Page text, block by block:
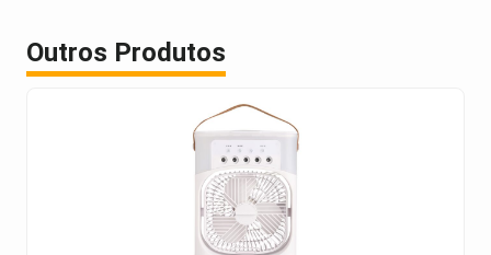
Outros Produtos